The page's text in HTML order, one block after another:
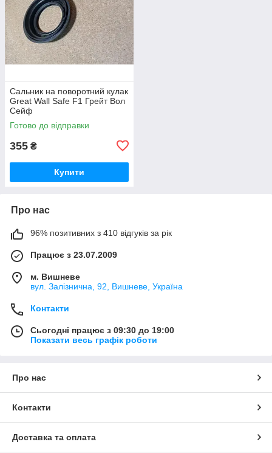
Сальник на поворотний кулак
Great Wall Safe F1 Грейт Вол
Сейф
Готово до відправки
355 ₴
Купити
Про нас
96% позитивних з 410 відгуків за рік
Працює з 23.07.2009
м. Вишневе
вул. Залізнична, 92, Вишневе, Україна
Контакти
Сьогодні працює з 09:30 до 19:00
Показати весь графік роботи
Про нас
Контакти
Доставка та оплата